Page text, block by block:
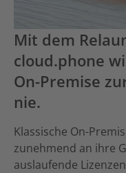
Mit dem
cloud.phone
On-Premise
nie.
Klassische On-
zunehmend an ihre
auslaufende